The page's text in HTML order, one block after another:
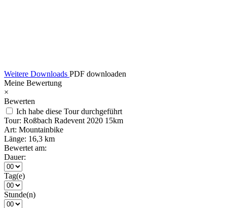
Weitere Downloads PDF downloaden
Meine Bewertung
×
Bewerten
Ich habe diese Tour durchgeführt
Tour: Roßbach Radevent 2020 15km
Art: Mountainbike
Länge: 16,3 km
Bewertet am:
Dauer:
Tag(e)
Stunde(n)